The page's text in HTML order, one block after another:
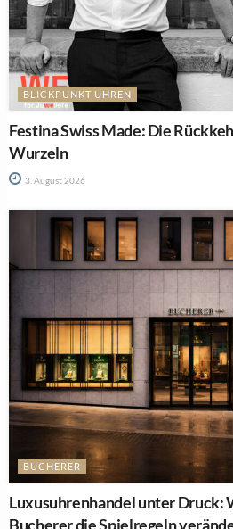
BLICKPUNKT UHREN
Festina Swiss Made: Die
Wurzeln
3. August 2026
BUCHERER
Luxusuhrenhandel unter Druck:
Bucherer die Spielregeln